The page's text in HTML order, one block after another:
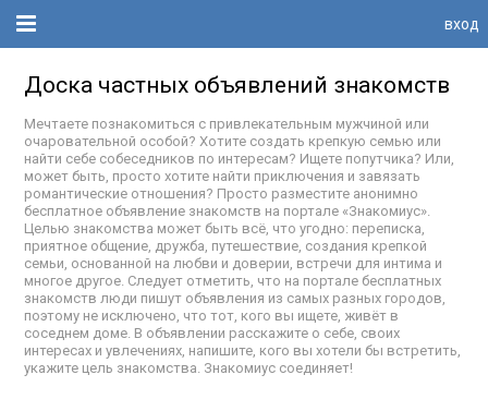
вход
Доска частных объявлений знакомств
Мечтаете познакомиться с привлекательным мужчиной или
очаровательной особой? Хотите создать крепкую семью или
найти себе собеседников по интересам? Ищете попутчика? Или,
может быть, просто хотите найти приключения и завязать
романтические отношения? Просто разместите анонимно
бесплатное объявление знакомств на портале «Знакомиус».
Целью знакомства может быть всё, что угодно: переписка,
приятное общение, дружба, путешествие, создания крепкой
семьи, основанной на любви и доверии, встречи для интима и
многое другое. Следует отметить, что на портале бесплатных
знакомств люди пишут объявления из самых разных городов,
поэтому не исключено, что тот, кого вы ищете, живёт в
соседнем доме. В объявлении расскажите о себе, своих
интересах и увлечениях, напишите, кого вы хотели бы встретить,
укажите цель знакомства. Знакомиус соединяет!